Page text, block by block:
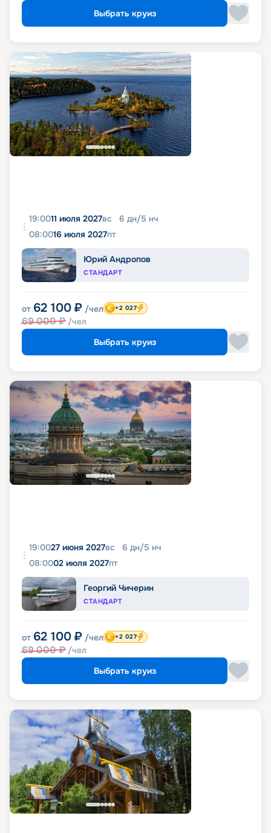
Выбрать круиз
19:0011 июля 2027вс 6 дн/5 нч
08:0016 июля 2027пт
Юрий Андропов
СТАНДАРТ
от 62 100 ₽ /чел
69 000₽ /чел
+2 027
Выбрать круиз
19:0027 июня 2027вс 6 дн/5 нч
08:0002 июля 2027пт
Георгий Чичерин
СТАНДАРТ
от 62 100 ₽ /чел
69 000₽ /чел
+2 027
Выбрать круиз